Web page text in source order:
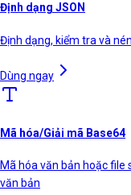
Định dạng JSON
Định dạng, kiểm tra và
Dùng ngay
Mã hóa/Giải mã Base64
Mã hóa văn bản hoặc file
văn bản